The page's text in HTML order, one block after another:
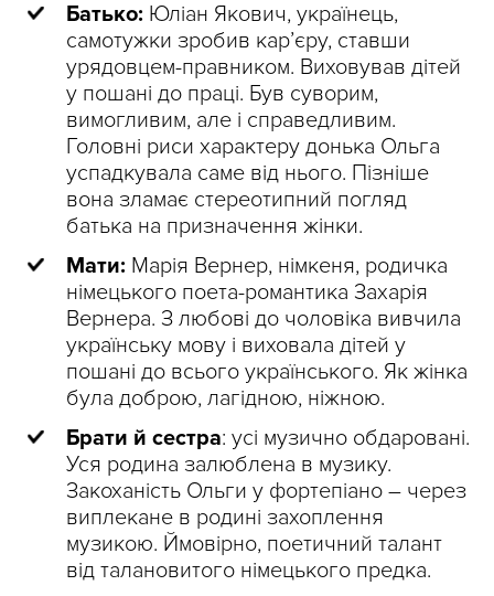
Батько: Юліан Якович, українець,
самотужки зробив кар’єру, ставши
урядовцем-правником. Виховував дітей
у пошані до праці. Був суворим,
вимогливим, але і справедливим.
Головні риси характеру донька Ольга
успадкувала саме від нього. Пізніше
вона зламає стереотипний погляд
батька на призначення жінки.
Мати: Марія Вернер, німкеня, родичка
німецького поета-романтика Захарія
Вернера. З любові до чоловіка вивчила
українську мову і виховала дітей у
пошані до всього українського. Як жінка
була доброю, лагідною, ніжною.
Брати й сестра: усі музично обдаровані.
Уся родина залюблена в музику.
Закоханість Ольги у фортепіано – через
виплекане в родині захоплення
музикою. Ймовірно, поетичний талант
від талановитого німецького предка.